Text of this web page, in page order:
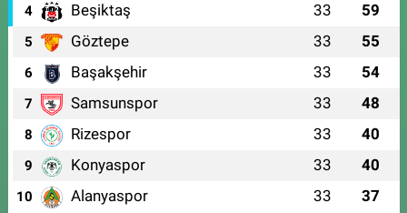
4 Beşiktaş 33 59
5 Göztepe 33 55
6 Başakşehir 33 54
7 Samsunspor 33 48
8 Rizespor 33 40
9 Konyaspor 33 40
10 Alanyaspor 33 37